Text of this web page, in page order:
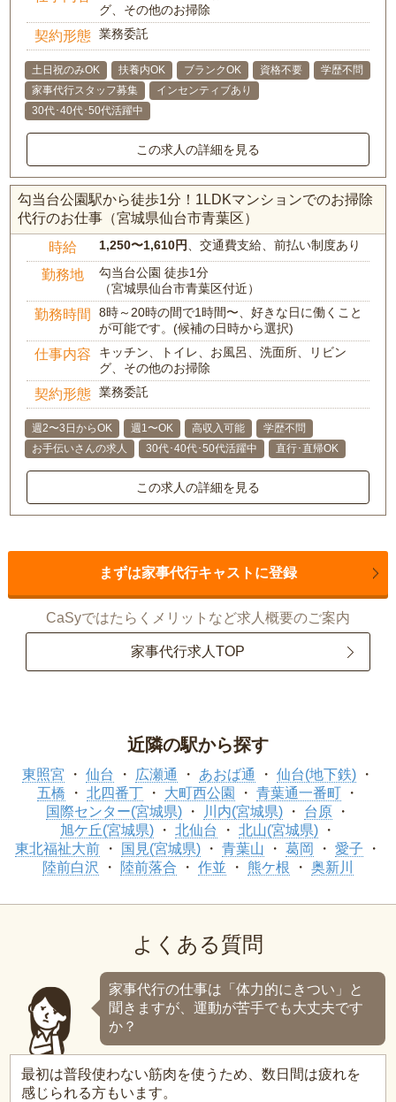
グ、その他のお掃除
契約形態 業務委託
土日祝のみOK 扶養内OK ブランクOK 資格不要
学歴不問
家事代行スタッフ募集
インセンティブあり
30代･40代･50代活躍中
この求人の詳細を見る
勾当台公園駅から徒歩1分！1LDKマンションでのお掃除
代行のお仕事（宮城県仙台市青葉区）
時給 1,250〜1,610円 、交通費支給、前払い制度あり
勤務地
勾当台公園 徒歩1分
（宮城県仙台市青葉区付近）
勤務時間
8時～20時の間で1時間〜、好きな日に働くこと
が可能です。(候補の日時から選択)
仕事内容
キッチン、トイレ、お風呂、洗面所、リビン
グ、その他のお掃除
契約形態 業務委託
週2〜3日からOK 週1〜OK 高収入可能
学歴不問
お手伝いさんの求人
30代･40代･50代活躍中 直行･直帰OK
この求人の詳細を見る
まずは家事代行キャストに登録
CaSyではたらくメリットなど求人概要のご案内
家事代行求人TOP
近隣の駅から探す
東照宮 仙台 広瀬通 あおば通
仙台(地下鉄)
五橋
北四番丁 大町西公園
青葉通一番町
国際センター(宮城県)
川内(宮城県)
台原
旭ケ丘(宮城県)
北仙台
北山(宮城県)
東北福祉大前
国見(宮城県) 青葉山 葛岡
愛子
陸前白沢
陸前落合 作並 熊ケ根 奥新川
よくある質問
家事代行の仕事は「体力的にきつい」と
聞きますが、運動が苦手でも大丈夫です
か？
最初は普段使わない筋肉を使うため、数日間は疲れを
感じられる方もいます。